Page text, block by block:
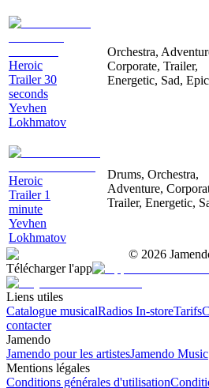
Heroic
Trailer 30
seconds
Yevhen
Lokhmatov
Orchestra,
Corporate, Trailer,
Energetic, Sad, Epic
Heroic
Trailer 1
minute
Yevhen
Lokhmatov
Drums, Orchestra,
Adventure,
Trailer, Energetic,
© 2026
Télécharger l'app
Liens utiles
Catalogue musicalRadios In-storeTarifs
contacter
Jamendo
Jamendo pour les artistesJamendo Music
Mentions légales
Conditions générales d'utilisation